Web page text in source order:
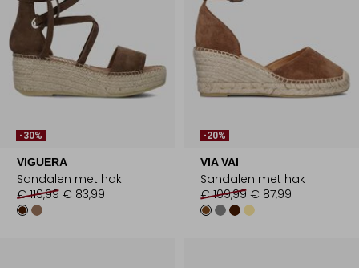
-30%
VIGUERA
Sandalen met hak
€ 119,99 € 83,99
-20%
VIA VAI
Sandalen met hak
€ 109,99 € 87,99